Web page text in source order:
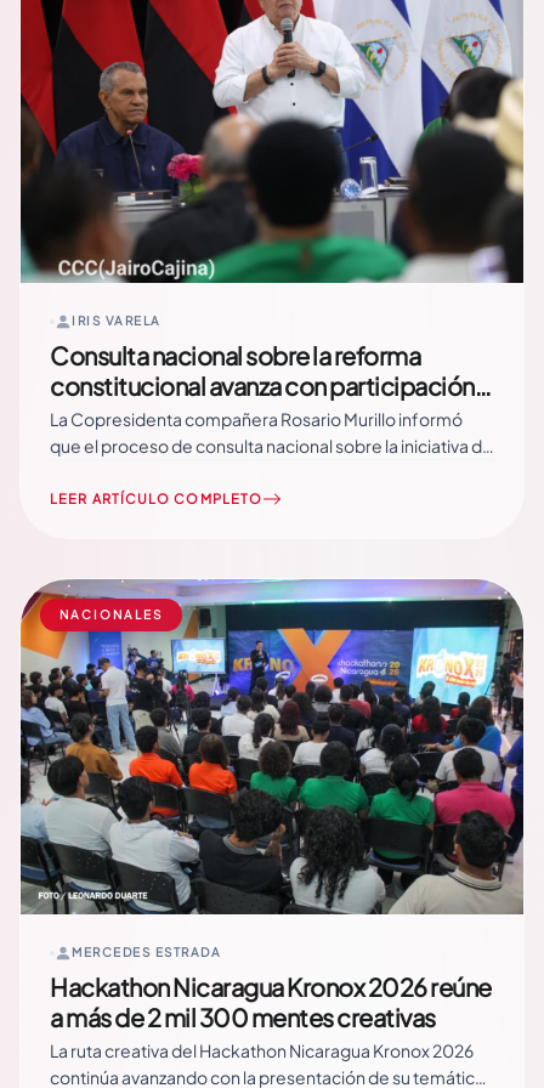
IRIS VARELA
Consulta nacional sobre la reforma
constitucional avanza con participación
de diversos sectores del país
La Copresidenta compañera Rosario Murillo informó
que el proceso de consulta nacional sobre la iniciativa de
desarrollándose con la participación de distintos
participativa y al protagonismo del pueblo… Read More
LEER ARTÍCULO COMPLETO
NACIONALES
MERCEDES ESTRADA
Hackathon Nicaragua Kronox 2026 reúne
a más de 2 mil 300 mentes creativas
La ruta creativa del Hackathon Nicaragua Kronox 2026
continúa avanzando con la presentación de su temática